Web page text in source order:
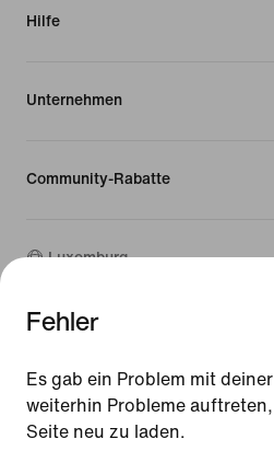
Update your location?
Luxemburg
Fehler
Es gab ein Problem mit
weiterhin Probleme
Seite neu zu laden.
Hilfe
Unternehmen
Community-Rabatte
Luxemburg
© 2026Nike, Inc. Alle Rechte
Nutzungsbedingungen
Verkaufsbedingungen
Impressum